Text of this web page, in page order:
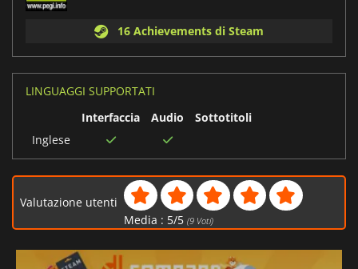
16 Achievements di Steam
LINGUAGGI SUPPORTATI
Interfaccia
Audio
Sottotitoli
Inglese
Valutazione utenti
Media : 5/5 (9Voti)